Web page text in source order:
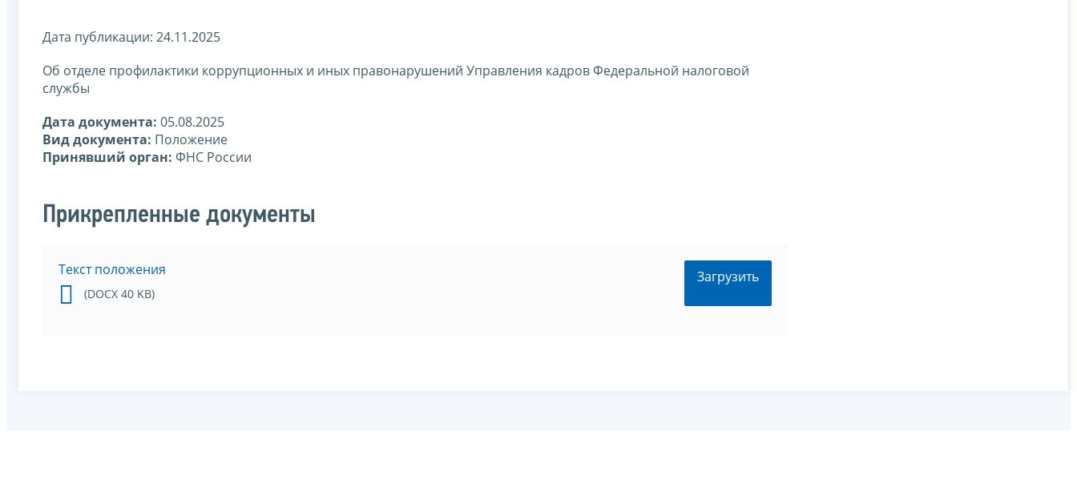
Дата публикации: 24.11.2025
Об отделе профилактики коррупционных и иных правонарушений Управления кадров Федеральной налоговой
службы
Дата документа: 05.08.2025
Вид документа: Положение
Принявший орган: ФНС России
Прикрепленные документы
Текст положения
(DOCX 40 KB)
Загрузить